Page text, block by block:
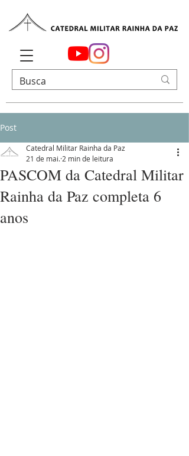
Post
PASCOM da Catedral Militar
Rainha da Paz completa 6
anos
Catedral Militar Rainha da Paz
21 de mai. 2 min de leitura